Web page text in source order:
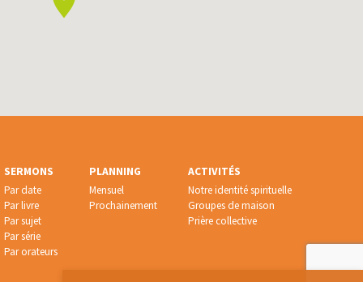
SERMONS
Par date
Par livre
Par sujet
Par série
Par orateurs
PLANNING
Mensuel
Prochainement
ACTIVITÉS
Notre identité spirituelle
Groupes de maison
Prière collective